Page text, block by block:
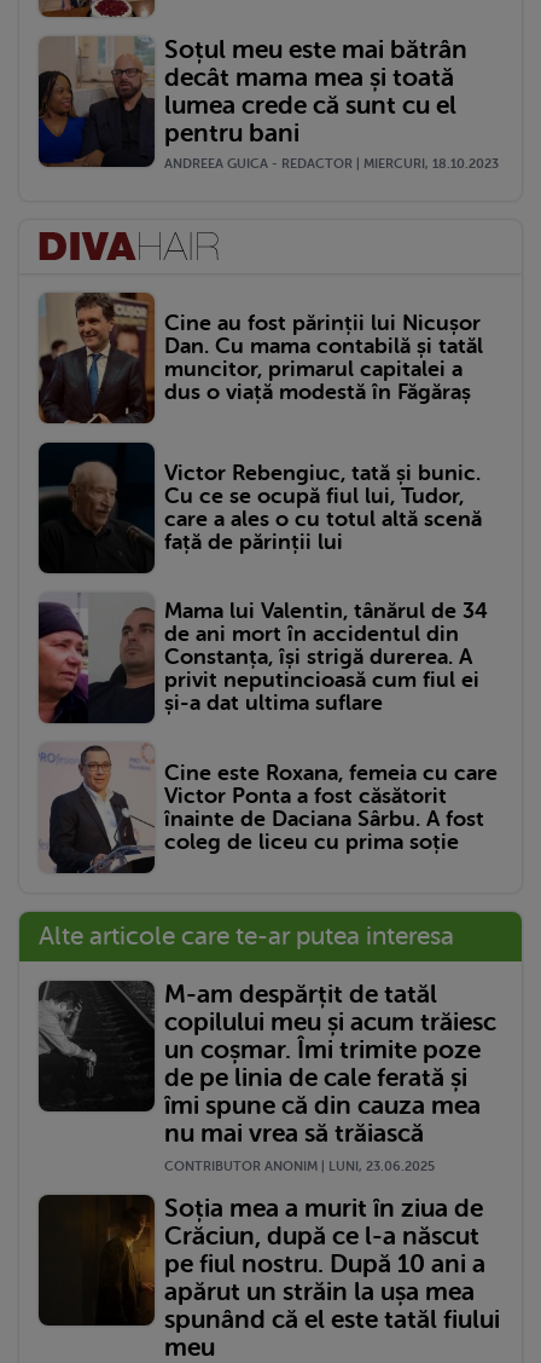
Soțul meu este mai bătrân
decât mama mea și toată
lumea crede că sunt cu el
pentru bani
ANDREEA GUICA - REDACTOR | MIERCURI, 18.10.2023
Cine au fost părinții lui Nicușor
Dan. Cu mama contabilă și tatăl
muncitor, primarul capitalei a
dus o viață modestă în Făgăraș
Victor Rebengiuc, tată și bunic.
Cu ce se ocupă fiul lui, Tudor,
care a ales o cu totul altă scenă
față de părinții lui
Mama lui Valentin, tânărul de 34
de ani mort în accidentul din
Constanța, își strigă durerea. A
privit neputincioasă cum fiul ei
și-a dat ultima suflare
Cine este Roxana, femeia cu care
Victor Ponta a fost căsătorit
înainte de Daciana Sârbu. A fost
coleg de liceu cu prima soție
Alte articole care te-ar putea interesa
M-am despărțit de tatăl
copilului meu și acum trăiesc
un coșmar. Îmi trimite poze
de pe linia de cale ferată și
îmi spune că din cauza mea
nu mai vrea să trăiască
CONTRIBUTOR ANONIM | LUNI, 23.06.2025
Soția mea a murit în ziua de
Crăciun, după ce l-a născut
pe fiul nostru. După 10 ani a
apărut un străin la ușa mea
spunând că el este tatăl fiului
meu